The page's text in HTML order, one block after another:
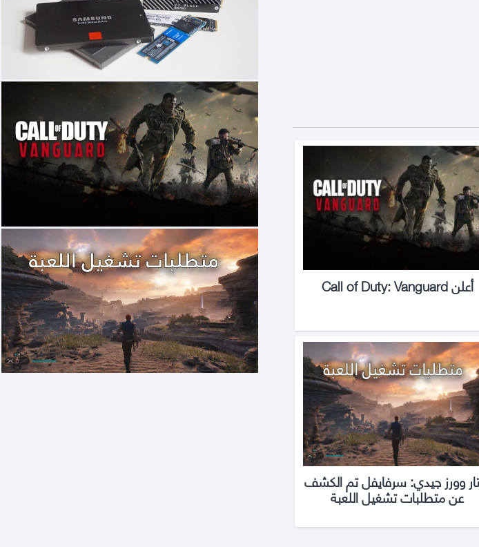
أعلن Call of Duty: Vanguard
وورز جيدي: سرفايفل تم الكشف
عن متطلبات تشغيل اللعبة